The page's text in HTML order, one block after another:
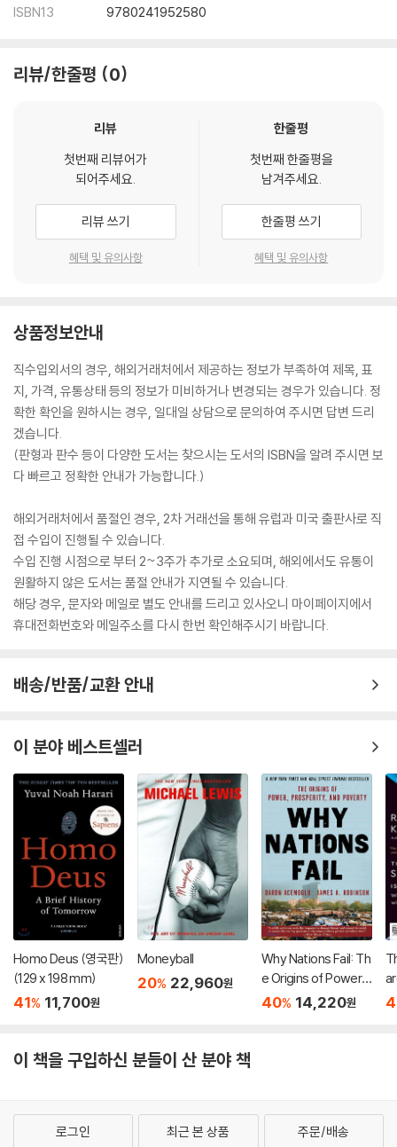
ISBN13
9780241952580
리뷰/한줄평 0
리뷰
첫번째 리뷰어가
되어주세요.
리뷰 쓰기
혜택 및 유의사항
한줄평
첫번째 한줄평을
남겨주세요.
한줄평 쓰기
혜택 및 유의사항
상품정보안내
직수입외서의 경우, 해외거래처에서 제공하는 정보가 부족하여 제목, 표
지, 가격, 유통상태 등의 정보가 미비하거나 변경되는 경우가 있습니다. 정
확한 확인을 원하시는 경우, 일대일 상담으로 문의하여 주시면 답변 드리
겠습니다.
(판형과 판수 등이 다양한 도서는 찾으시는 도서의 ISBN을 알려 주시면 보
다 빠르고 정확한 안내가 가능합니다.)
해외거래처에서 품절인 경우, 2차 거래선을 통해 유럽과 미국 출판사로 직
접 수입이 진행될 수 있습니다.
수입 진행 시점으로 부터 2~3주가 추가로 소요되며, 해외에서도 유통이
원활하지 않은 도서는 품절 안내가 지연될 수 있습니다.
해당 경우, 문자와 메일로 별도 안내를 드리고 있사오니 마이페이지에서
휴대전화번호와 메일주소를 다시 한번 확인해주시기 바랍니다.
배송/반품/교환 안내
이 분야 베스트셀러
Homo Deus (영국판)
(129 x 198 mm)
41% 11,700원
Moneyball
20% 22,960원
Why Nations Fail: Th
e Origins of Power,
Prosperity, and Pov
40% 14,220원
이 책을 구입하신 분들이 산 분야 책
로그인 최근 본 상품 주문/배송